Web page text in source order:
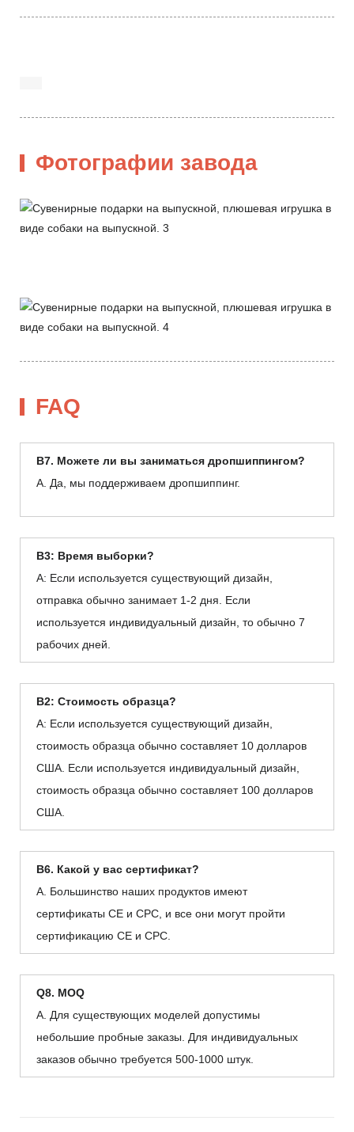
Фотографии завода
FAQ
В7. Можете ли вы заниматься дропшиппингом?
А. Да, мы поддерживаем дропшиппинг.
В3: Время выборки?
А: Если используется существующий дизайн,
отправка обычно занимает 1-2 дня. Если
используется индивидуальный дизайн, то обычно 7
рабочих дней.
В2: Стоимость образца?
А: Если используется существующий дизайн,
стоимость образца обычно составляет 10 долларов
США. Если используется индивидуальный дизайн,
стоимость образца обычно составляет 100 долларов
США.
В6. Какой у вас сертификат?
А. Большинство наших продуктов имеют
сертификаты CE и CPC, и все они могут пройти
сертификацию CE и CPC.
Q8. MOQ
А. Для существующих моделей допустимы
небольшие пробные заказы. Для индивидуальных
заказов обычно требуется 500-1000 штук.